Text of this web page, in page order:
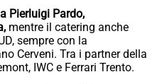
Pierluigi Pardo,
mentre il catering anche
sempre con la
Cerveni. Tra i partner della
IWC e Ferrari Trento.